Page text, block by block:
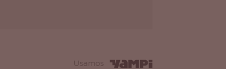
Usamos